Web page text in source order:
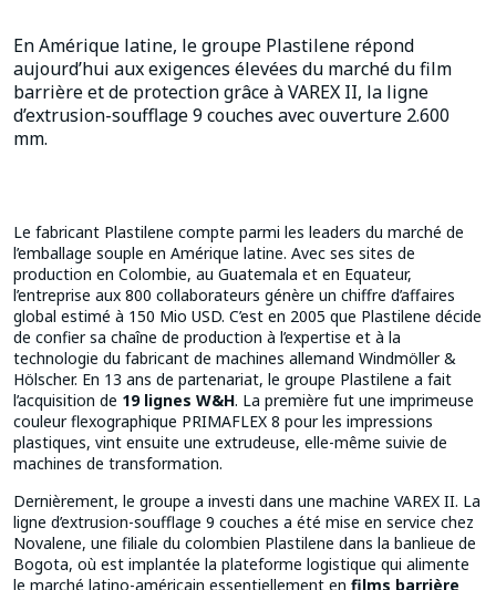
En Amérique latine, le groupe Plastilene répond
aujourd’hui aux exigences élevées du marché du film
barrière et de protection grâce à VAREX II, la ligne
d’extrusion-soufflage 9 couches avec ouverture 2.600
mm.
Le fabricant Plastilene compte parmi les leaders du marché de
l’emballage souple en Amérique latine. Avec ses sites de
production en Colombie, au Guatemala et en Equateur,
l’entreprise aux 800 collaborateurs génère un chiffre d’affaires
global estimé à 150 Mio USD. C’est en 2005 que Plastilene décide
de confier sa chaîne de production à l’expertise et à la
technologie du fabricant de machines allemand Windmöller &
Hölscher. En 13 ans de partenariat, le groupe Plastilene a fait
l’acquisition de 19 lignes W&H. La première fut une imprimeuse
couleur flexographique PRIMAFLEX 8 pour les impressions
plastiques, vint ensuite une extrudeuse, elle-même suivie de
machines de transformation.
Dernièrement, le groupe a investi dans une machine VAREX II. La
ligne d’extrusion-soufflage 9 couches a été mise en service chez
Novalene, une filiale du colombien Plastilene dans la banlieue de
Bogota, où est implantée la plateforme logistique qui alimente
le marché latino-américain essentiellement en films barrière